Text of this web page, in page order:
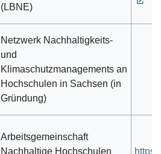
(LBNE)
Netzwerk Nachhaltigkeits-
und
Klimaschutzmanagements an
Hochschulen in Sachsen (in
Gründung)
Arbeitsgemeinschaft
Nachhaltige Hochschulen